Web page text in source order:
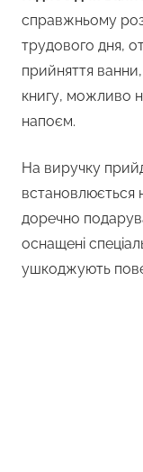
справжньому
трудового дня,
прийняття
книгу, можливо
напоєм.
На виручку
встановлюється
доречно
оснащені
ушкоджують